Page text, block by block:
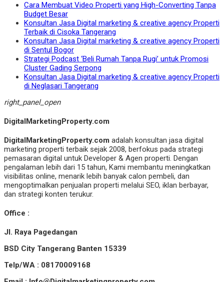
Cara Membuat Video Properti yang High-Converting Tanpa
Budget Besar
Konsultan Jasa Digital marketing & creative agency Properti
Terbaik di Cisoka Tangerang
Konsultan Jasa Digital marketing & creative agency Properti
di Sentul Bogor
Strategi Podcast ‘Beli Rumah Tanpa Rugi’ untuk Promosi
Cluster Gading Serpong
Konsultan Jasa Digital marketing & creative agency Properti
di Neglasari Tangerang
right_panel_open
DigitalMarketingProperty.com
DigitalMarketingProperty.com adalah konsultan jasa digital
marketing properti terbaik sejak 2008, berfokus pada strategi
pemasaran digital untuk Developer & Agen properti. Dengan
pengalaman lebih dari 15 tahun, Kami membantu meningkatkan
visibilitas online, menarik lebih banyak calon pembeli, dan
mengoptimalkan penjualan properti melalui SEO, iklan berbayar,
dan strategi konten terukur.
Office :
Jl. Raya Pagedangan
BSD City Tangerang Banten 15339
Telp/WA : 08170009168